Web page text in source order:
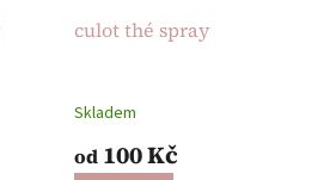
culot thé spray
Skladem
od 100 Kč